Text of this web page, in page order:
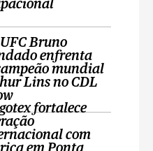
Bruno
enfrenta
mundial
Lins no CDL
fortalece
com